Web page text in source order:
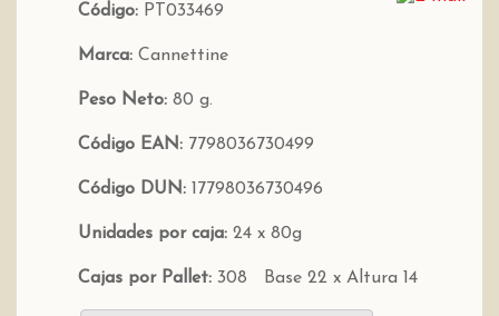
Código: PT033469
Marca: Cannettine
Peso Neto: 80 g.
Código EAN: 7798036730499
Código DUN: 17798036730496
Unidades por caja: 24 x 80g
Cajas por Pallet: 308 Base 22 x Altura 14